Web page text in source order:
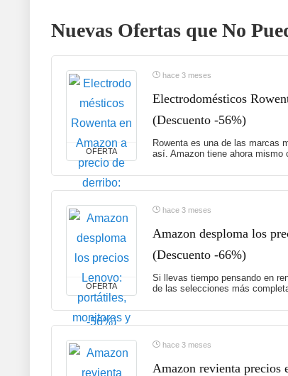
Nuevas Ofertas que No
OFERTA
hace 3 meses
Electrodomésticos
(Descuento -56%)
Rowenta es una de las marcas
así. Amazon tiene ahora mismo
OFERTA
hace 3 meses
Amazon desploma los
(Descuento -66%)
Si llevas tiempo pensando en
de las selecciones más
hace 3 meses
Amazon revienta precios